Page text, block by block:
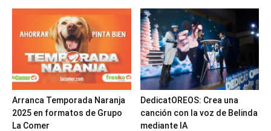
Arranca Temporada Naranja
2025 en formatos de Grupo
La Comer
DedicatOREOS: Crea una
canción con la voz de Belinda
mediante IA